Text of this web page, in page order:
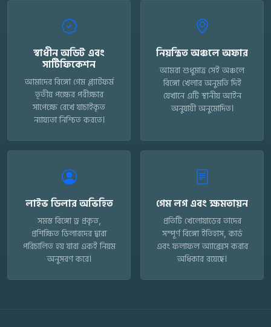
স্বাধীন অডিট এবং
সার্টিফিকেশন
আমাদের বিঙ্গো গেম প্ল্যাটফর্ম
তৃতীয় পক্ষের পরীক্ষার
সাপেক্ষে রেখে যাচাইকৃত
ন্যায্যতা নিশ্চিত করতে।
নিয়ন্ত্রিত অঞ্চলে অফার
আমরা শুধুমাত্র সেই অঞ্চলে
বিঙ্গো খেলার অনুমতি দিই
যেখানে এটি স্থানীয় আইন
অনুযায়ী অনুমোদিত।
লাইভ ডিলার অভিহিত
সমস্ত বিঙ্গো ড্র প্রকৃত,
প্রশিক্ষিত ডিলারদের দ্বারা
পরিচালিত হয় যারা একই নিয়ম
অনুসরণ করে।
গেম লগ এবং ক্ষমতায়ন
প্রতিটি খেলোয়াড়ের তাদের
সম্পূর্ণ বিঙ্গো ইতিহাস, কার্ড
এবং ফলাফল অ্যাক্সেস করার
অধিকার রয়েছে।